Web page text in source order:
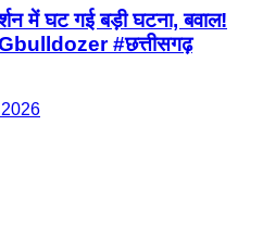
में घट गई बड़ी घटना, बवाल!
#छत्तीसगढ़